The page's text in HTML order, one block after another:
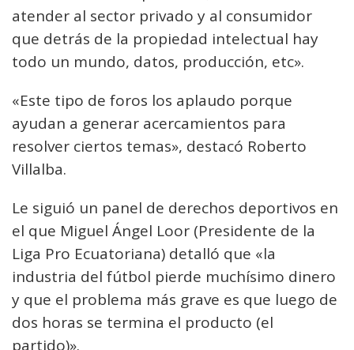
atender al sector privado y al consumidor
que detrás de la propiedad intelectual hay
todo un mundo, datos, producción, etc».
«Este tipo de foros los aplaudo porque
ayudan a generar acercamientos para
resolver ciertos temas», destacó Roberto
Villalba.
Le siguió un panel de derechos deportivos en
el que Miguel Ángel Loor (Presidente de la
Liga Pro Ecuatoriana) detalló que «la
industria del fútbol pierde muchísimo dinero
y que el problema más grave es que luego de
dos horas se termina el producto (el
partido)».